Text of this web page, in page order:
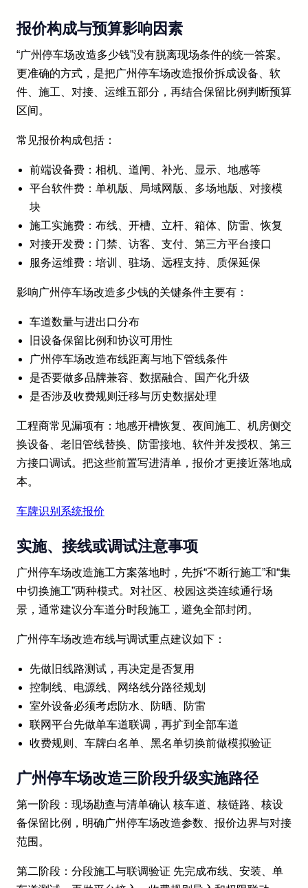
报价构成与预算影响因素
“广州停车场改造多少钱”没有脱离现场条件的统一答案。
更准确的方式，是把广州停车场改造报价拆成设备、软
件、施工、对接、运维五部分，再结合保留比例判断预算
区间。
常见报价构成包括：
前端设备费：相机、道闸、补光、显示、地感等
平台软件费：单机版、局域网版、多场地版、对接模
块
施工实施费：布线、开槽、立杆、箱体、防雷、恢复
对接开发费：门禁、访客、支付、第三方平台接口
服务运维费：培训、驻场、远程支持、质保延保
影响广州停车场改造多少钱的关键条件主要有：
车道数量与进出口分布
旧设备保留比例和协议可用性
广州停车场改造布线距离与地下管线条件
是否要做多品牌兼容、数据融合、国产化升级
是否涉及收费规则迁移与历史数据处理
工程商常见漏项有：地感开槽恢复、夜间施工、机房侧交
换设备、老旧管线替换、防雷接地、软件并发授权、第三
方接口调试。把这些前置写进清单，报价才更接近落地成
本。
车牌识别系统报价
实施、接线或调试注意事项
广州停车场改造施工方案落地时，先拆“不断行施工”和“集
中切换施工”两种模式。对社区、校园这类连续通行场
景，通常建议分车道分时段施工，避免全部封闭。
广州停车场改造布线与调试重点建议如下：
先做旧线路测试，再决定是否复用
控制线、电源线、网络线分路径规划
室外设备必须考虑防水、防晒、防雷
联网平台先做单车道联调，再扩到全部车道
收费规则、车牌白名单、黑名单切换前做模拟验证
广州停车场改造三阶段升级实施路径
第一阶段：现场勘查与清单确认 核车道、核链路、核设
备保留比例，明确广州停车场改造参数、报价边界与对接
范围。
第二阶段：分段施工与联调验证 先完成布线、安装、单